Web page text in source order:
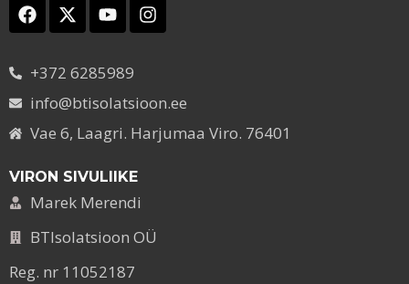
+372 6285989
info@btisolatsioon.ee
Vae 6, Laagri. Harjumaa Viro. 76401
VIRON SIVULIIKE
Marek Merendi
BTIsolatsioon OÜ
Reg. nr 11052187